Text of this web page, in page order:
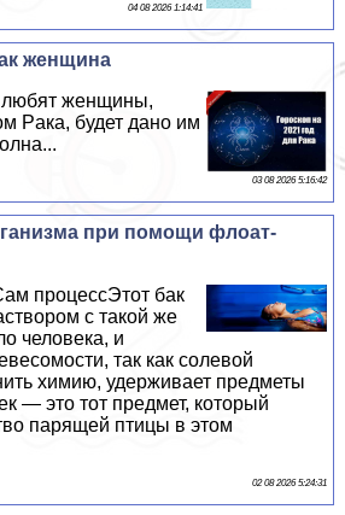
04 08 2026 1:14:41
женщина
любят женщины,
Paка, будет дано им
03 08 2026 5:16:42
при помощи флоат-
процессЭтот бак
с такой же
человека, и
так как солевой
химию, удерживает предметы
— это тот предмет, который
парящей птицы в этом
02 08 2026 5:24:31